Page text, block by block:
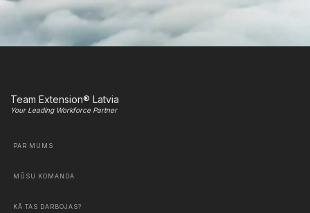
Team Extension® Latvia
Your Leading Workforce Partner
PAR MUMS
MŪSU KOMANDA
KĀ TAS DARBOJAS?